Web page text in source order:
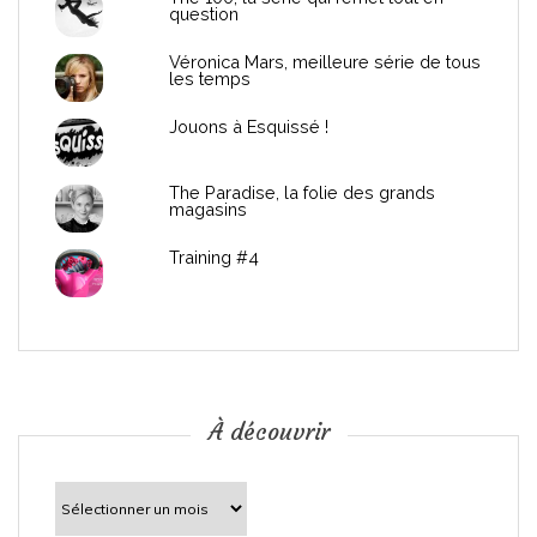
c
question
Véronica Mars, meilleure série de tous
les temps
Jouons à Esquissé !
The Paradise, la folie des grands
magasins
Training #4
À découvrir
découvrir